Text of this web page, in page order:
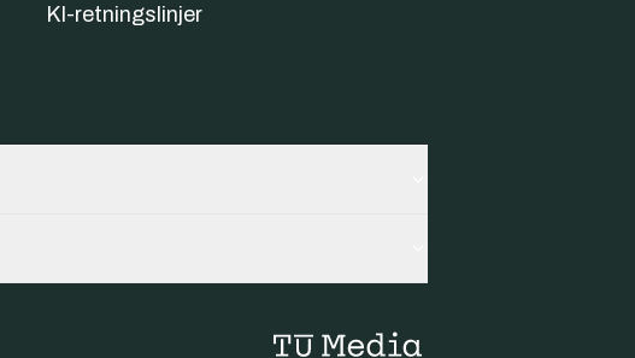
KI-retningslinjer